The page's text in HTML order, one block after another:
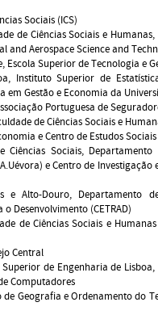
Sociais (ICS)
de Ciências Sociais e
and Aerospace Science and
Superior de Tecnologia e
Instituto Superior de
Gestão e Economia da
Portuguesa de
de Ciências Sociais e
e Centro de Estudos Sociais
Sociais, Departamento
e Centro de Investigação
e Alto-Douro, Departamento
Desenvolvimento (CETRAD)
de Ciências Sociais e Humanas
Central
de Engenharia de
Computadores
Geografia e Ordenamento do